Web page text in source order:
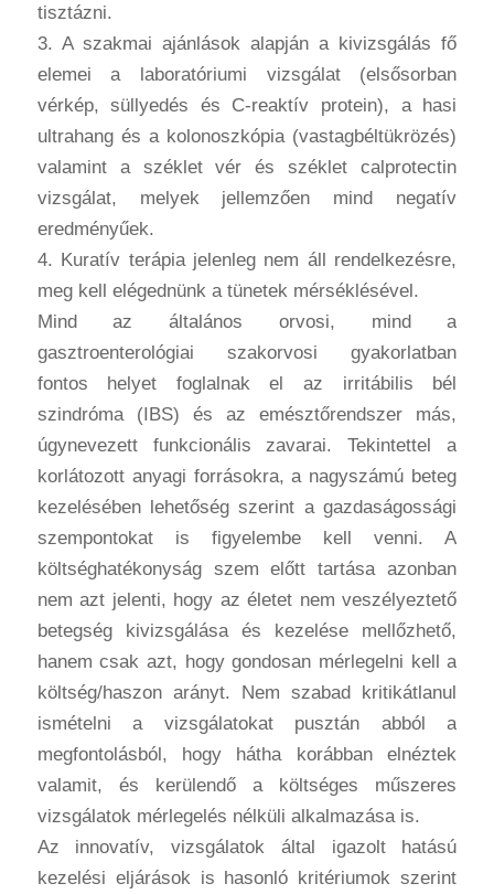
tisztázni.
3. A szakmai ajánlások alapján a kivizsgálás fő
elemei a laboratóriumi vizsgálat (elsősorban
vérkép, süllyedés és C-reaktív protein), a hasi
ultrahang és a kolonoszkópia (vastagbéltükrözés)
valamint a széklet vér és széklet calprotectin
vizsgálat, melyek jellemzően mind negatív
eredményűek.
4. Kuratív terápia jelenleg nem áll rendelkezésre,
meg kell elégednünk a tünetek mérséklésével.
Mind az általános orvosi, mind a
gasztroenterológiai szakorvosi gyakorlatban
fontos helyet foglalnak el az irritábilis bél
szindróma (IBS) és az emésztőrendszer más,
úgynevezett funkcionális zavarai. Tekintettel a
korlátozott anyagi forrásokra, a nagyszámú beteg
kezelésében lehetőség szerint a gazdaságossági
szempontokat is figyelembe kell venni. A
költséghatékonyság szem előtt tartása azonban
nem azt jelenti, hogy az életet nem veszélyeztető
betegség kivizsgálása és kezelése mellőzhető,
hanem csak azt, hogy gondosan mérlegelni kell a
költség/haszon arányt. Nem szabad kritikátlanul
ismételni a vizsgálatokat pusztán abból a
megfontolásból, hogy hátha korábban elnéztek
valamit, és kerülendő a költséges műszeres
vizsgálatok mérlegelés nélküli alkalmazása is.
Az innovatív, vizsgálatok által igazolt hatású
kezelési eljárások is hasonló kritériumok szerint